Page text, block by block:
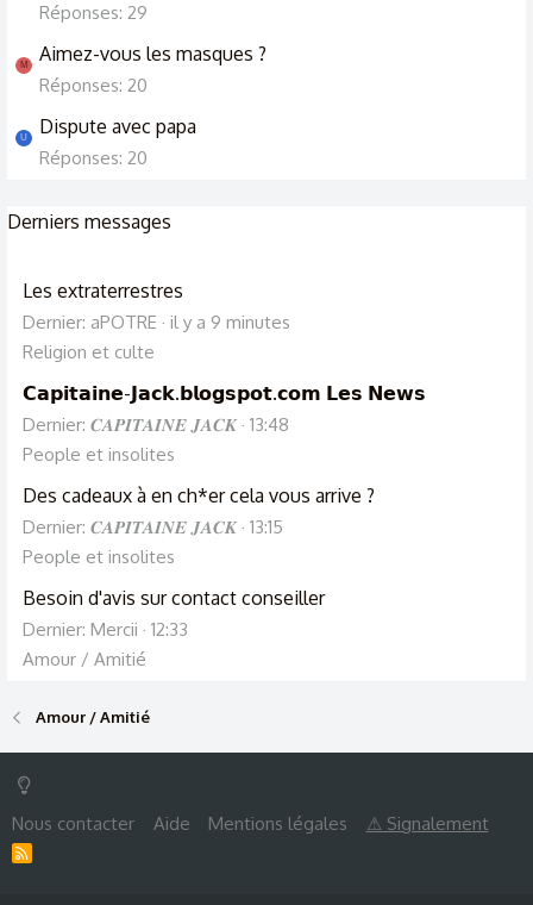
Réponses: 29
M Aimez-vous les masques ?
Réponses: 20
U Dispute avec papa
Réponses: 20
Derniers messages
Les extraterrestres
Dernier: aPOTRE
il y a 9 minutes
Religion et culte
𝗖𝗮𝗽𝗶𝘁𝗮𝗶𝗻𝗲-𝗝𝗮𝗰𝗸.𝗯𝗹𝗼𝗴𝘀𝗽𝗼𝘁.𝗰𝗼𝗺 𝗟𝗲𝘀 𝗡𝗲𝘄𝘀
Dernier: 𝑪𝑨𝑷𝑰𝑻𝑨𝑰𝑵𝑬 𝑱𝑨𝑪𝑲 13:48
People et insolites
Des cadeaux à en ch*er cela vous arrive ?
Dernier: 𝑪𝑨𝑷𝑰𝑻𝑨𝑰𝑵𝑬 𝑱𝑨𝑪𝑲 13:15
People et insolites
Besoin d'avis sur contact conseiller
Dernier: Mercii
12:33
Amour / Amitié
Amour / Amitié
Nous contacter Aide Mentions légales ⚠ Signalement